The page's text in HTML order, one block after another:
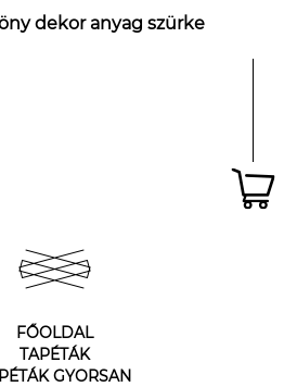
dekor anyag szürke
FŐOLDAL
TAPÉTÁK
GYORSAN